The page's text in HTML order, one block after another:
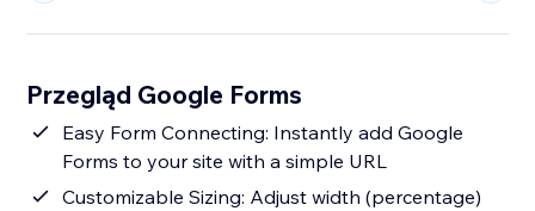
Przegląd Google Forms
Easy Form Connecting: Instantly add Google
Forms to your site with a simple URL
Customizable Sizing: Adjust width (percentage)